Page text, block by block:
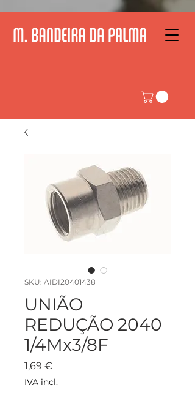
SKU: AIDI20401438
UNIÃO
REDUÇÃO 2040
1/4Mx3/8F
1,69 €
IVA incl.